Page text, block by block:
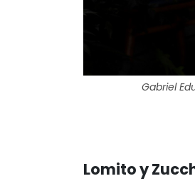
Gabriel
Lomito y